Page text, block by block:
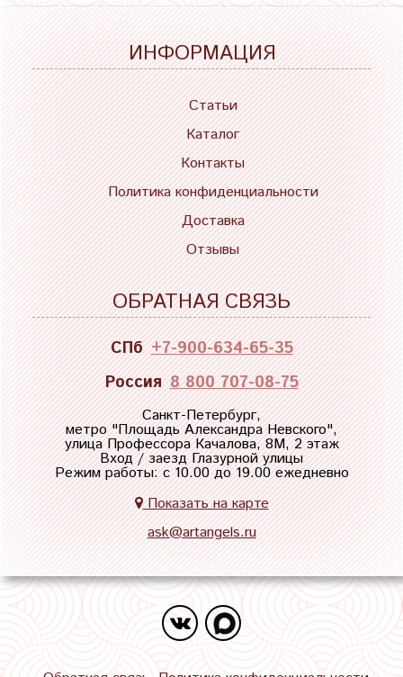
ИНФОРМАЦИЯ
Статьи
Каталог
Контакты
Политика конфиденциальности
Доставка
Отзывы
ОБРАТНАЯ СВЯЗЬ
СПб +7-900-634-65-35
Россия 8 800 707-08-75
Санкт-Петербург,
метро "Площадь Александра Невского",
улица Профессора Качалова, 8М, 2 этаж
Вход / заезд Глазурной улицы
Режим работы: с 10.00 до 19.00 ежедневно
Показать на карте
ask@artangels.ru